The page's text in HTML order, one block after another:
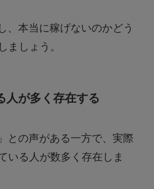
、本当に稼げないのかどう
ましょう。
人が多く存在する
との声がある一方で、実際
いる人が数多く存在しま